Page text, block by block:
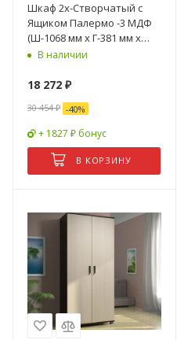
Шкаф 2х-Створчатый с
Ящиком Палермо -3 МДФ
(Ш-1068 мм х Г-381 мм x
В-2078 мм) Ясень Шимо
Глянец
В наличии
18 272 ₽
30 454₽ -40%
+ 1827 ₽ бонус
В КОРЗИНУ